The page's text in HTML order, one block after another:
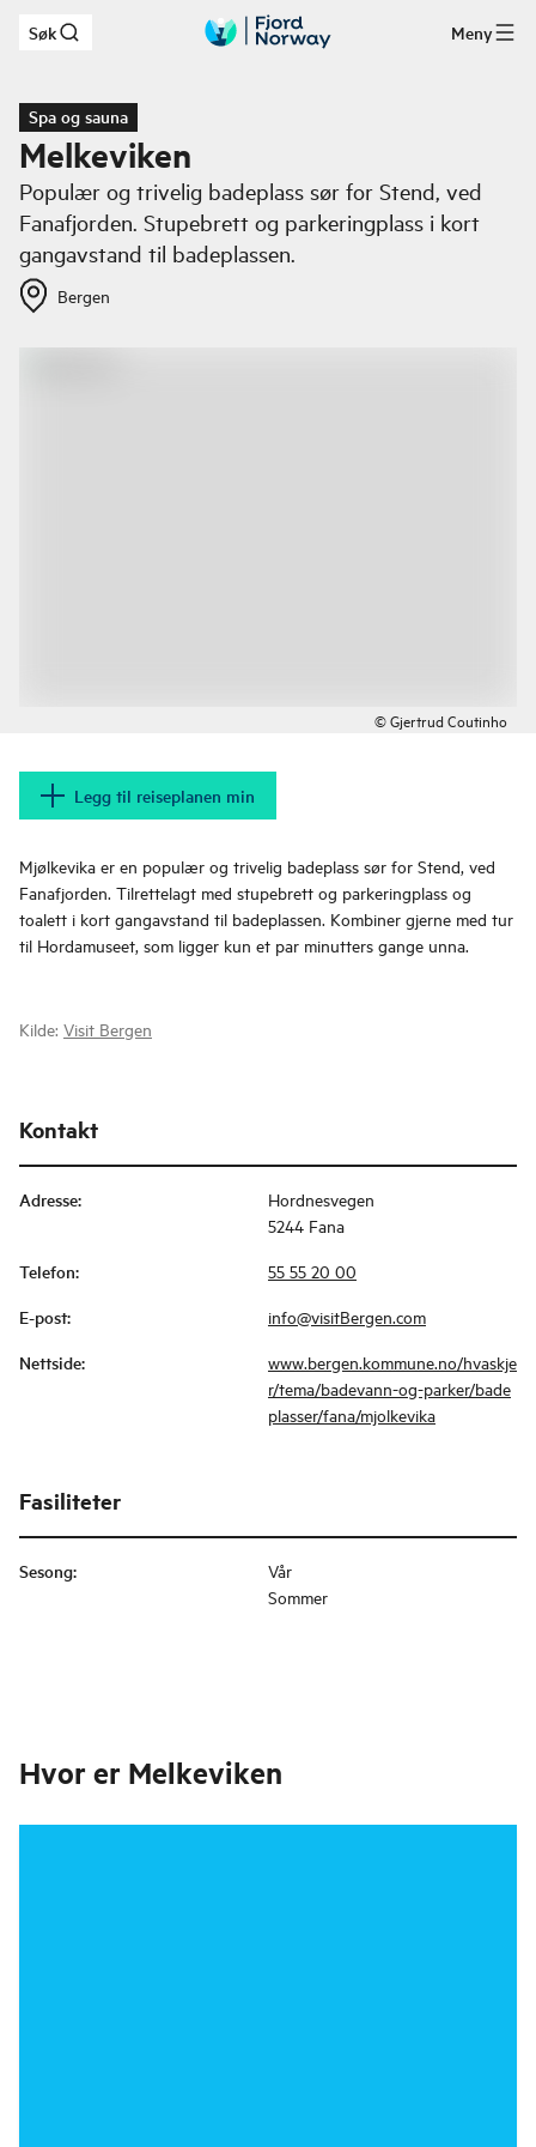
Hopp til hovedinnhold
Søk Meny
Spa og sauna
Melkeviken
Populær og trivelig badeplass sør for Stend, ved
Fanafjorden. Stupebrett og parkeringplass i kort
gangavstand til badeplassen.
Bergen
© Gjertrud Coutinho
Legg til reiseplanen min
Mjølkevika er en populær og trivelig badeplass sør for Stend, ved
Fanafjorden. Tilrettelagt med stupebrett og parkeringplass og
toalett i kort gangavstand til badeplassen. Kombiner gjerne med tur
til Hordamuseet, som ligger kun et par minutters gange unna.
Kilde: Visit Bergen
Kontakt
Adresse:
Hordnesvegen
5244 Fana
Telefon: 55 55 20 00
E-post: info@visitBergen.com
Nettside:
www.bergen.kommune.no/hvaskje
r/tema/badevann-og-parker/bade
plasser/fana/mjolkevika
Fasiliteter
Sesong:
Vår
Sommer
Hvor er Melkeviken